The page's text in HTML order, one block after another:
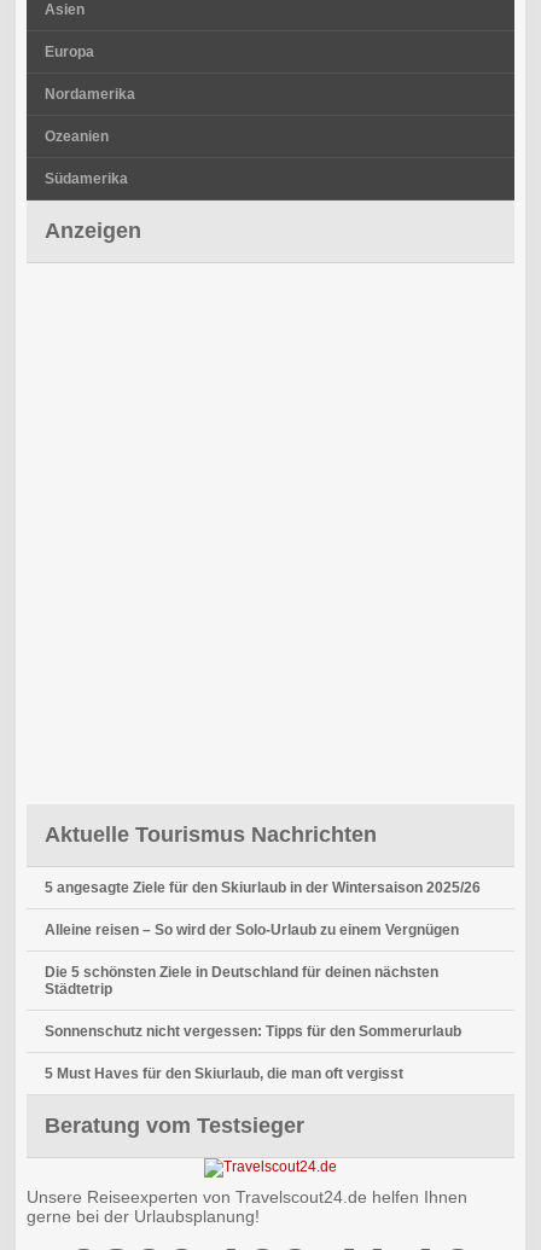
Asien
Europa
Nordamerika
Ozeanien
Südamerika
Anzeigen
Aktuelle Tourismus Nachrichten
5 angesagte Ziele für den Skiurlaub in der Wintersaison 2025/26
Alleine reisen – So wird der Solo-Urlaub zu einem Vergnügen
Die 5 schönsten Ziele in Deutschland für deinen nächsten
Städtetrip
Sonnenschutz nicht vergessen: Tipps für den Sommerurlaub
5 Must Haves für den Skiurlaub, die man oft vergisst
Beratung vom Testsieger
Unsere Reiseexperten von Travelscout24.de helfen Ihnen
gerne bei der Urlaubsplanung!